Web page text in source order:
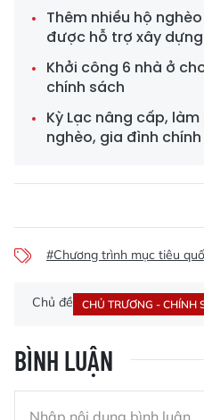
Thêm nhiều hộ
được hỗ trợ xây
Khởi công 6 nhà ở
chính sách
Kỳ Lạc nâng cấp,
nghèo, gia đình
#Chương trình mục tiêu
Chủ đề CHỦ TRƯƠNG - CHÍNH
BÌNH LUẬN